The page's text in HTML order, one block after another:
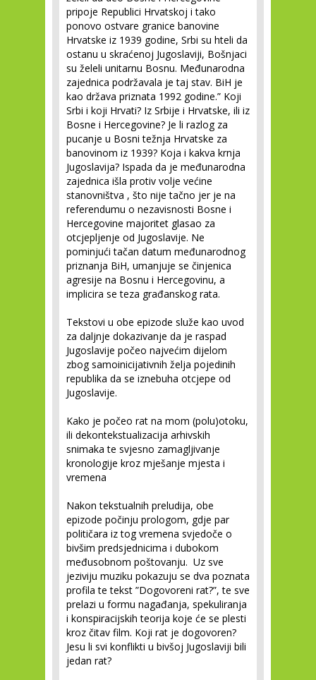
pripoje Republici Hrvatskoj i tako
ponovo ostvare granice banovine
Hrvatske iz 1939 godine, Srbi su hteli da
ostanu u skraćenoj Jugoslaviji, Bošnjaci
su želeli unitarnu Bosnu. Međunarodna
zajednica podržavala je taj stav. BiH je
kao država priznata 1992 godine.” Koji
Srbi i koji Hrvati? Iz Srbije i Hrvatske, ili iz
Bosne i Hercegovine? Je li razlog za
pucanje u Bosni težnja Hrvatske za
banovinom iz 1939? Koja i kakva krnja
Jugoslavija? Ispada da je međunarodna
zajednica išla protiv volje većine
stanovništva , što nije tačno jer je na
referendumu o nezavisnosti Bosne i
Hercegovine majoritet glasao za
otcjepljenje od Jugoslavije. Ne
pominjući tačan datum međunarodnog
priznanja BiH, umanjuje se činjenica
agresije na Bosnu i Hercegovinu, a
implicira se teza građanskog rata.
Tekstovi u obe epizode služe kao uvod
za daljnje dokazivanje da je raspad
Jugoslavije počeo najvećim dijelom
zbog samoinicijativnih želja pojedinih
republika da se iznebuha otcjepe od
Jugoslavije.
Kako je počeo rat na mom (polu)otoku,
ili dekontekstualizacija arhivskih
snimaka te svjesno zamagljivanje
kronologije kroz mješanje mjesta i
vremena
Nakon tekstualnih preludija, obe
epizode počinju prologom, gdje par
političara iz tog vremena svjedoče o
bivšim predsjednicima i dubokom
međusobnom poštovanju. Uz sve
jeziviju muziku pokazuju se dva poznata
profila te tekst ”Dogovoreni rat?”, te sve
prelazi u formu nagađanja, spekuliranja
i konspiracijskih teorija koje će se plesti
kroz čitav film. Koji rat je dogovoren?
Jesu li svi konflikti u bivšoj Jugoslaviji bili
jedan rat?